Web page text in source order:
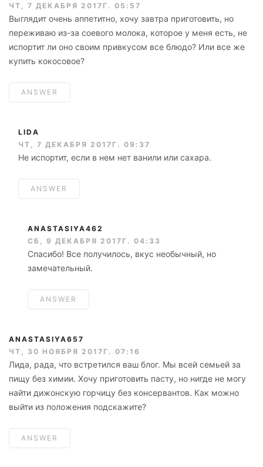
ЧТ, 7 ДЕКАБРЯ 2017Г. 05:57
Выглядит очень аппетитно, хочу завтра приготовить, но
переживаю из-за соевого молока, которое у меня есть, не
испортит ли оно своим привкусом все блюдо? Или все же
купить кокосовое?
ANSWER
LIDA
ЧТ, 7 ДЕКАБРЯ 2017Г. 09:37
Не испортит, если в нем нет ванили или сахара.
ANSWER
ANASTASIYA462
СБ, 9 ДЕКАБРЯ 2017Г. 04:33
Спасибо! Все получилось, вкус необычный, но
замечательный.
ANSWER
ANASTASIYA657
ЧТ, 30 НОЯБРЯ 2017Г. 07:16
Лида, рада, что встретился ваш блог. Мы всей семьей за
пищу без химии. Хочу приготовить пасту, но нигде не могу
найти дижонскую горчицу без консервантов. Как можно
выйти из положения подскажите?
ANSWER